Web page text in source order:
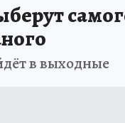
в выходные